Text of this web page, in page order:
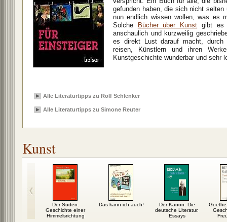
gefunden haben, die sich nicht selten
nun endlich wissen wollen, was es
Solche
Bücher über Kunst gibt es
anschaulich und kurzweilig
es direkt Lust darauf macht, durch
reisen, Künstlern und ihren
Kunstgeschichte wunderbar und sehr
Alle Literaturtipps zu Rolf Schlenker
Alle Literaturtipps zu Simone Reuter
Kunst
Der Süden.
Geschichte einer
Himmelsrichtung
Das kann ich auch!
Der Kanon. Die
deutsche Literatur.
Essays